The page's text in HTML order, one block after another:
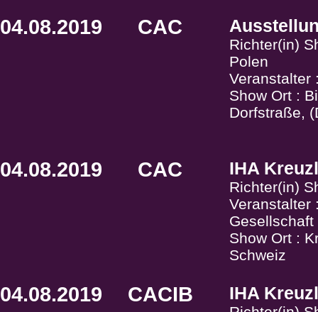
04.08.2019 CAC
Richter(in)
Polen
Veranstalter
Show Ort :
Dorfstraße,
04.08.2019 CAC IHA
Richter(in)
Veranstalter
Gesellschaft
Show Ort :
Schweiz
04.08.2019 CACIB IHA